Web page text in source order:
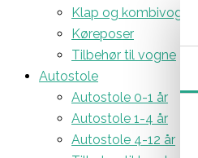
Klap og kombivogne
Køreposer
Tilbehør til vogne
Autostole
Autostole 0-1 år
Autostole 1-4 år
Autostole 4-12 år